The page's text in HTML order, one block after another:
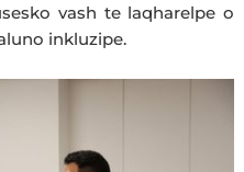
vash te laqharelpe o
inkluzipe.